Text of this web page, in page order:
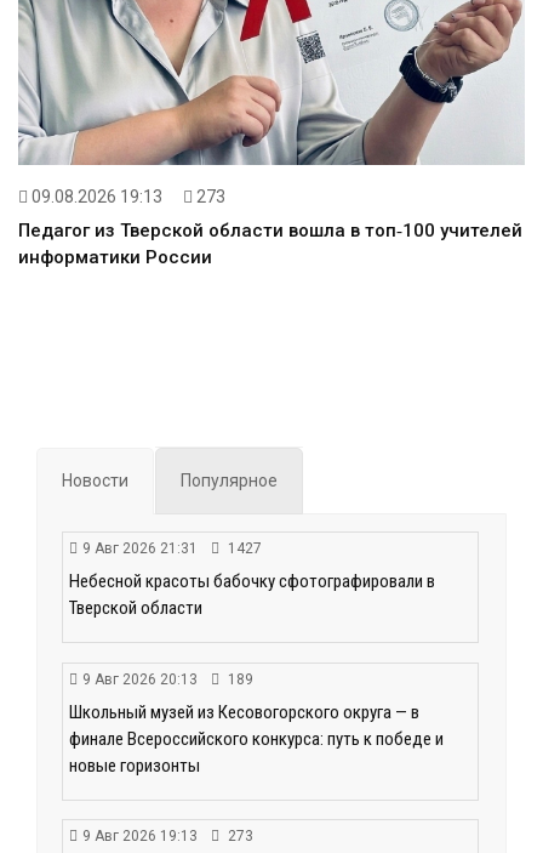
09.08.2026 19:13 273
Педагог из Тверской области вошла в топ‑100 учителей
информатики России
Новости Популярное
9 Авг 2026 21:31 1427
Небесной красоты бабочку сфотографировали в
Тверской области
9 Авг 2026 20:13 189
Школьный музей из Кесовогорского округа — в
финале Всероссийского конкурса: путь к победе и
новые горизонты
9 Авг 2026 19:13 273